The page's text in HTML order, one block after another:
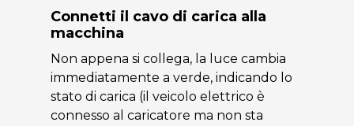
Connetti il cavo di carica alla
macchina
Non appena si collega, la luce cambia
immediatamente a verde, indicando lo
stato di carica (il veicolo elettrico è
connesso al caricatore ma non sta